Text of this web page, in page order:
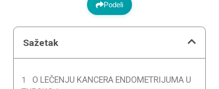
Podeli
Sažetak
O LEČENJU KANCERA ENDOMETRIJUMA U